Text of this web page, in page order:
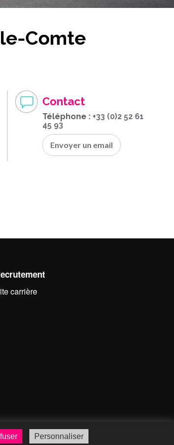
Comte
Contact
Téléphone : +33 (0)2 52 61
45 93
Envoyer un email
carrière
Personnaliser